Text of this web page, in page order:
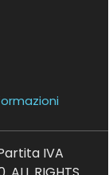
IVA